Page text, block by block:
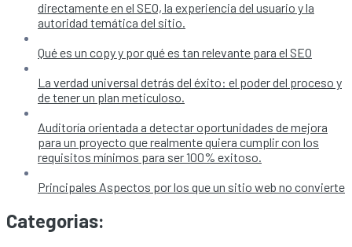
directamente en el SEO, la experiencia del usuario y la
autoridad temática del sitio.
Qué es un copy y por qué es tan relevante para el SEO
La verdad universal detrás del éxito: el poder del proceso y
de tener un plan meticuloso.
Auditoría orientada a detectar oportunidades de mejora
para un proyecto que realmente quiera cumplir con los
requisitos mínimos para ser 100% exitoso.
Principales Aspectos por los que un sitio web no convierte
Categorias: